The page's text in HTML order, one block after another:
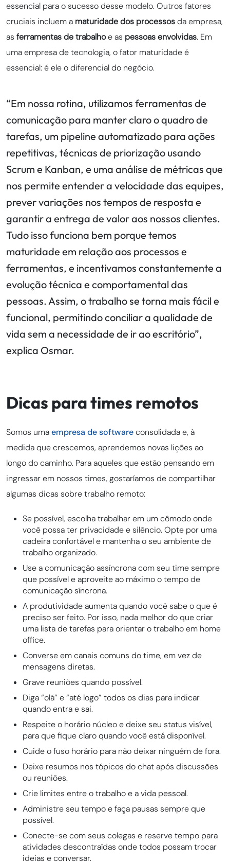
essencial para o sucesso desse modelo. Outros fatores
cruciais incluem a maturidade dos processosda empresa,
as ferramentas de trabalhoe as pessoas envolvidas. Em
uma empresa de tecnologia, o fator maturidade é
essencial: é ele o diferencial do negócio.
“Em nossa rotina, utilizamos ferramentas de
comunicação para manter claro o quadro de
tarefas, um pipeline automatizado para ações
repetitivas, técnicas de priorização usando
Scrum e Kanban, e uma análise de métricas que
nos permite entender a velocidade das equipes,
prever variações nos tempos de resposta e
garantir a entrega de valor aos nossos clientes.
Tudo isso funciona bem porque temos
maturidade em relação aos processos e
ferramentas, e incentivamos constantemente a
evolução técnica e comportamental das
pessoas. Assim, o trabalho se torna mais fácil e
funcional, permitindo conciliar a qualidade de
vida sem a necessidade de ir ao escritório”,
explica Osmar.
Dicas para times remotos
Somos umaempresa de softwareconsolidada e, à
medida que crescemos, aprendemos novas lições ao
longo do caminho. Para aqueles que estão pensando em
ingressar em nossos times, gostaríamos de compartilhar
algumas dicas sobre trabalho remoto:
Se possível, escolha trabalhar em um cômodo onde
você possa ter privacidade e silêncio. Opte por uma
cadeira confortável e mantenha o seu ambiente de
trabalho organizado.
Use a comunicação assíncrona com seu time sempre
que possível e aproveite ao máximo o tempo de
comunicação síncrona.
A produtividade aumenta quando você sabe o que é
preciso ser feito. Por isso, nada melhor do que criar
uma lista de tarefas para orientar o trabalho em home
office.
Converse em canais comuns do time, em vez de
mensagens diretas.
Grave reuniões quando possível.
Diga “olá” e “até logo” todos os dias para indicar
quando entra e sai.
Respeite o horário núcleo e deixe seu status visível,
para que fique claro quando você está disponível.
Cuide o fuso horário para não deixar ninguém de fora.
Deixe resumos nos tópicos do chat após discussões
ou reuniões.
Crie limites entre o trabalho e a vida pessoal.
Administre seu tempo e faça pausas sempre que
possível.
Conecte-se com seus colegas e reserve tempo para
atividades descontraídas onde todos possam trocar
ideias e conversar.